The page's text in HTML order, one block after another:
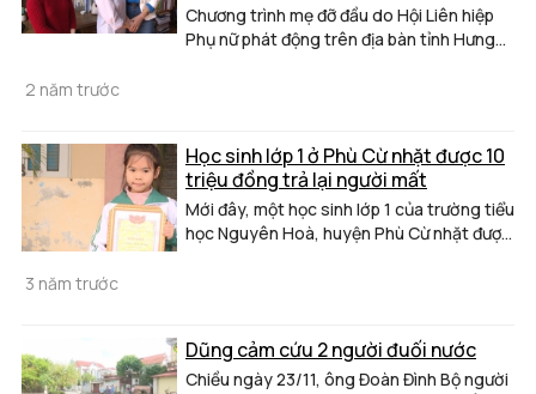
Chương trình mẹ đỡ đầu do Hội Liên hiệp
Phụ nữ phát động trên địa bàn tỉnh Hưng
Trường Tiểu học và THCS Thị Trấn Bần
Yên Nhân, thị xã Mỹ Hào. Với tấm lòng
nhân hậu, cô đã dang rộng vòng tay yêu
thương nhận đỡ đầu cho 6 học sinh có
2 năm trước
Học sinh lớp 1 ở Phù Cừ nhặt được 10
triệu đồng trả lại người mất
Mới đây, một học sinh lớp 1 của trường tiểu
học Nguyên Hoà, huyện Phù Cừ nhặt được
3 năm trước
Dũng cảm cứu 2 người đuối nước
Chiều ngày 23/11, ông Đoàn Đình Bộ người